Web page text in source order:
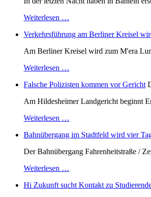
Weiterlesen …
Verkehrsführung am Berliner Kreisel
Am Berliner Kreisel wird zum M'era
Weiterlesen …
Falsche Polizisten kommen vor Gericht
Am Hildesheimer Landgericht beginnt
Weiterlesen …
Bahnübergang im Stadtfeld wird vier
Der Bahnübergang Fahrenheitstraße /
Weiterlesen …
Hi Zukunft sucht Kontakt zu